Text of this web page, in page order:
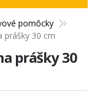
pomôcky
prášky 30 cm
prášky 30